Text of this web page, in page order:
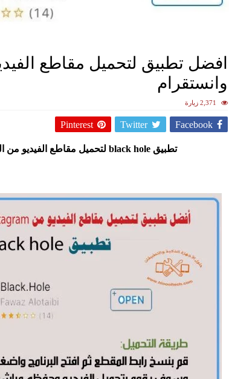
افضل تطبيق لتحميل مقاطع
وانستقرام
2,371 زيارة
Facebook
Twitter
Pinterest
تطبيق black hole لتحميل مقاطع الفيديو من اليوتيوب وتويتر وانستقرام